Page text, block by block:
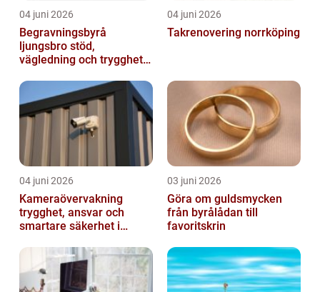
04 juni 2026
Begravningsbyrå
ljungsbro stöd,
vägledning och trygghet
04 juni 2026
Takrenovering norrköping
04 juni 2026
Kameraövervakning
trygghet, ansvar och
smartare säkerhet i
03 juni 2026
Göra om guldsmycken
från byrålådan till
favoritskrin